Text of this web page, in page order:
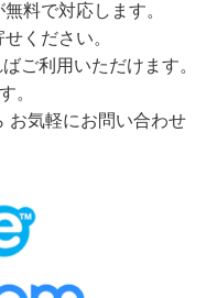
料で対応します。
ください。
ご利用いただけます。
。
お気軽にお問い合わせ